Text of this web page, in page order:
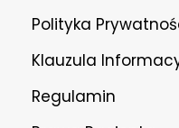
Polityka
Klauzula
Regulamin